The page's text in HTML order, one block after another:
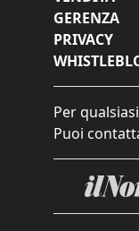
GERENZA
PRIVACY
Per
Puoi